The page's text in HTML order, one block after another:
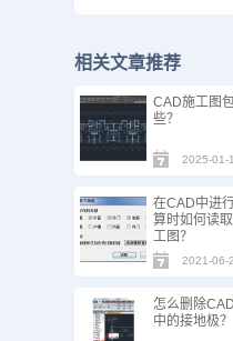
相关文章推荐
CAD施工图
些？
2025-01-
在CAD中进
算时如何读
工图？
2021-06-
怎么删除
中的接地极？